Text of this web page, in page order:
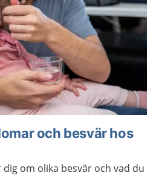
och besvär hos
om olika besvär och vad du